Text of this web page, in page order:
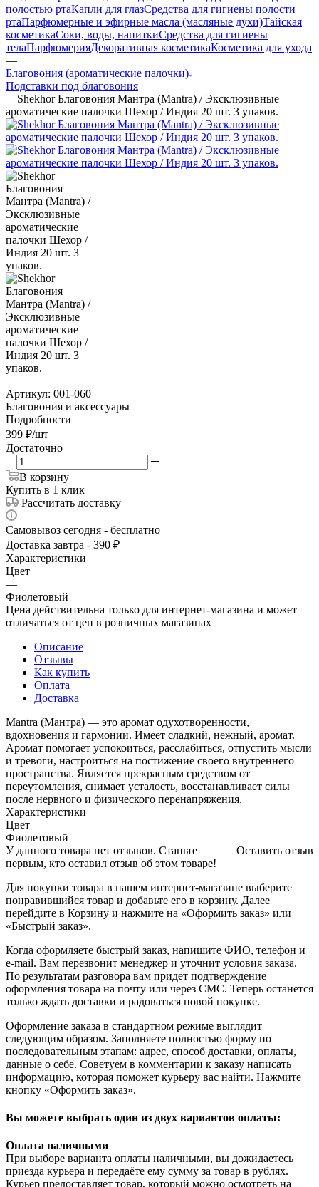
полостью ртаКапли для глазСредства для гигиены полости
ртаПарфюмерные и эфирные масла (масляные духи)Тайская
косметикаСоки, воды, напиткиСредства для гигиены
телаПарфюмерияДекоративная косметикаКосметика для ухода
—
Благовония (ароматические палочки)
Подставки под благовония
—Shekhor Благовония Мантра (Mantra) / Эксклюзивные
ароматические палочки Шехор / Индия 20 шт. 3 упаков.
Артикул: 001-060
Благовония и аксессуары
Подробности
399 ₽/шт
Достаточно
В корзину
Купить в 1 клик
Рассчитать доставку
Самовывоз сегодня - бесплатно
Доставка завтра - 390 ₽
Характеристики
Цвет
—
Фиолетовый
Цена действительна только для интернет-магазина и может
отличаться от цен в розничных магазинах
Описание
Отзывы
Как купить
Оплата
Доставка
Mantra (Мантра) — это аромат одухотворенности,
вдохновения и гармонии. Имеет сладкий, нежный, аромат.
Аромат помогает успокоиться, расслабиться, отпустить мысли
и тревоги, настроиться на постижение своего внутреннего
пространства. Является прекрасным средством от
переутомления, снимает усталость, восстанавливает силы
после нервного и физического перенапряжения.
Характеристики
Цвет
Фиолетовый
Оставить отзыв
У данного товара нет отзывов. Станьте
первым, кто оставил отзыв об этом товаре!
Для покупки товара в нашем интернет-магазине выберите
понравившийся товар и добавьте его в корзину. Далее
перейдите в Корзину и нажмите на «Оформить заказ» или
«Быстрый заказ».
Когда оформляете быстрый заказ, напишите ФИО, телефон и
e-mail. Вам перезвонит менеджер и уточнит условия заказа.
По результатам разговора вам придет подтверждение
оформления товара на почту или через СМС. Теперь останется
только ждать доставки и радоваться новой покупке.
Оформление заказа в стандартном режиме выглядит
следующим образом. Заполняете полностью форму по
последовательным этапам: адрес, способ доставки, оплаты,
данные о себе. Советуем в комментарии к заказу написать
информацию, которая поможет курьеру вас найти. Нажмите
кнопку «Оформить заказ».
Вы можете выбрать один из двух вариантов оплаты:
Оплата наличными
При выборе варианта оплаты наличными, вы дожидаетесь
приезда курьера и передаёте ему сумму за товар в рублях.
Курьер предоставляет товар, который можно осмотреть на